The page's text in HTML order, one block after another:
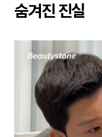
숨겨진 진실